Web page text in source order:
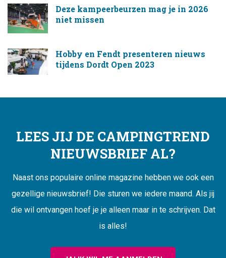
Deze kampeerbeurzen mag je in 2026
niet missen
Hobby en Fendt presenteren nieuws
tijdens Dordt Open 2023
LEES JIJ DE CAMPINGTREND
NIEUWSBRIEF AL?
Naast ons populaire online magazine hebben we ook een
gezellige nieuwsbrief! Die sturen we iedere maand. Als jij
die wil ontvangen hoef je je alleen maar in te schrijven. Dat
is alles!